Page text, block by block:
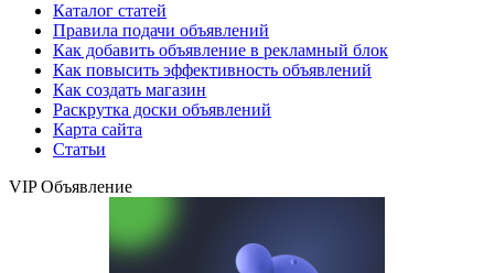
Каталог статей
Правила подачи объявлений
Как добавить объявление в рекламный блок
Как повысить эффективность объявлений
Как создать магазин
Раскрутка доски объявлений
Карта сайта
Статьи
VIP Объявление